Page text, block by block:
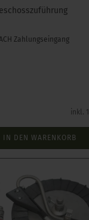
Zahlungseingang
inkl.
IN DEN WARENKORB